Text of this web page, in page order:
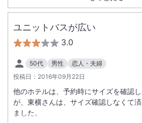
ユニットバスが広い
3.0
50代 男性
恋人・夫婦
投稿日： 2016年09月22日
他のホテルは、予約時にサイズを確認
が、東横さんは、サイズ確認しなくて
ました。